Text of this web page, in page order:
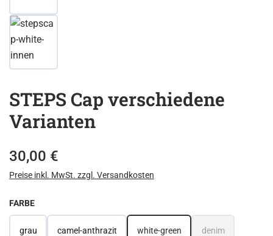
STEPS Cap verschiedene
Varianten
Regulärer Preis:
30,00 €
Preise inkl. MwSt. zzgl. Versandkosten
FARBEAUSWÄHLEN
grau camel-anthrazit white-green denim